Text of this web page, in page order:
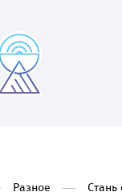
Разное
Стань